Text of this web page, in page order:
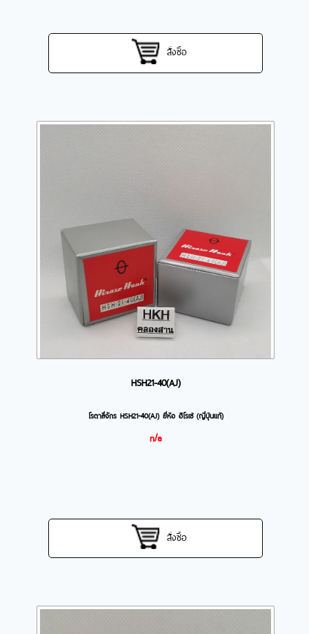
สั่งซื้อ
HSH21-40(AJ)
โรตาลี่จักร HSH21-40(AJ) ยี่ห้อ ฮิโรเซ่ (ญี่ปุ่นแท้)
n/a
สั่งซื้อ